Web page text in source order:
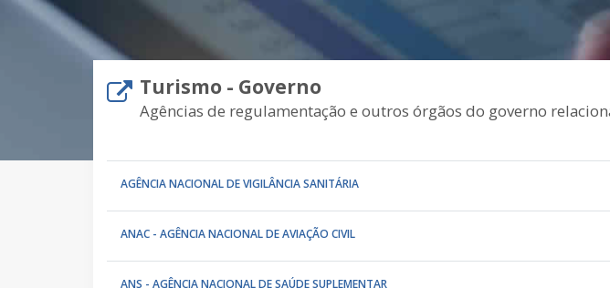
Turismo - Governo
Agências de regulamentação e outros órgãos do governo
AGÊNCIA NACIONAL DE VIGILÂNCIA SANITÁRIA
ANAC - AGÊNCIA NACIONAL DE AVIAÇÃO CIVIL
ANS - AGÊNCIA NACIONAL DE SAÚDE SUPLEMENTAR